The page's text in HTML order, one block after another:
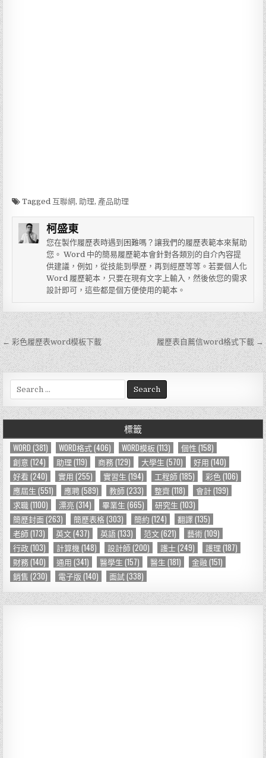
Tagged 互聯網, 助理, 產品助理
柯盛東
您在製作履歷表時遇到困難嗎？讓我們的履歷表範本來幫助
您。 Word 中的簡易履歷範本會針對各類別的自介內容提
供建議，例如，從技能到學歷，再到經歷等等。若要個人化
Word 履歷範本，只要在現有文字上輸入，然後依您的需求
設計即可，這些都是個方便使用的範本。
文
章
導
覽
← 彩色履歷表word模板下載 履歷表自薦信word格式下載 →
e
a
r
h
f
o
r
標籤
WORD (381) WORD格式(406) WORD模板(113) 個性 (158)
創意 (124) 助理 (119) 商務(129) 大學生 (570) 好用 (140)
好看 (240) 實用 (255) 實習生 (194) 工程師(185) 彩色 (106)
應屆生 (551) 應聘(589) 教師(233) 整齊(118) 會計(199)
求職(1100) 漂亮 (314) 畢業生 (665) 研究生 (103)
簡歷封面(263) 簡歷表格(303) 簡約 (124) 翻譯(135)
老師(173) 英文(437) 英語(133) 范文(621) 藝術(109)
行政(103) 計算機 (148) 設計師(200) 護士(249) 護理 (187)
財務(140) 通用 (341) 醫學生 (157) 醫生 (181) 金融 (151)
銷售 (230) 電子版 (140) 面試(338)